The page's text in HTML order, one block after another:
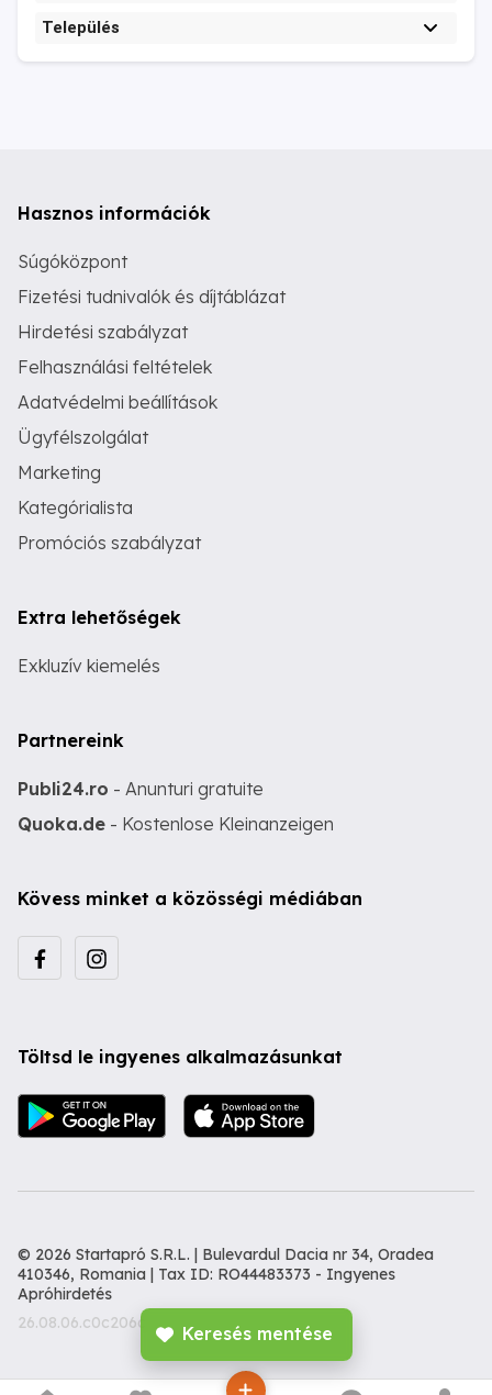
Keresés mentése
Település
Hasznos információk
Súgóközpont
Fizetési tudnivalók és díjtáblázat
Hirdetési szabályzat
Felhasználási feltételek
Adatvédelmi beállítások
Ügyfélszolgálat
Marketing
Kategórialista
Promóciós szabályzat
Extra lehetőségek
Exkluzív kiemelés
Partnereink
Publi24.ro - Anunturi gratuite
Quoka.de - Kostenlose Kleinanzeigen
Kövess minket a közösségi médiában
Töltsd le ingyenes alkalmazásunkat
© 2026 Startapró S.R.L. | Bulevardul Dacia nr 34, Oradea
410346, Romania | Tax ID: RO44483373 - Ingyenes
Apróhirdetés
26.08.06.c0c206c